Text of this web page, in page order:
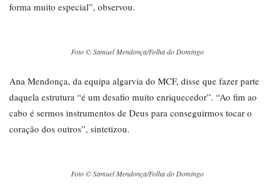
forma muito especial”, observou.
Foto © Samuel Mendonça/Folha do Domingo
Ana Mendonça, da equipa algarvia do MCF, disse que fazer parte
daquela estrutura “é um desafio muito enriquecedor”. “Ao fim ao
cabo é sermos instrumentos de Deus para conseguirmos tocar o
coração dos outros”, sintetizou.
Foto © Samuel Mendonça/Folha do Domingo